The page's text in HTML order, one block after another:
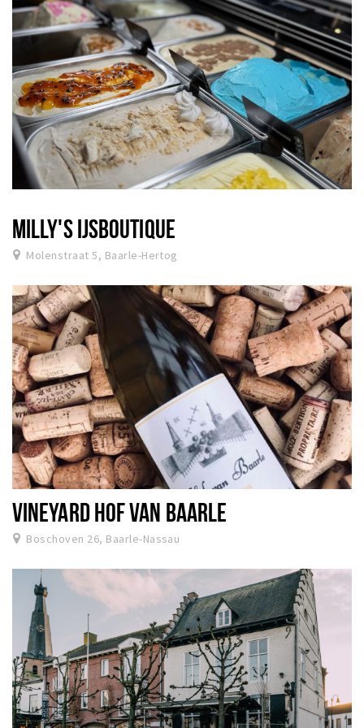
MILLY'S IJSBOUTIQUE
Molenstraat 5, Baarle-Hertog
VINEYARD HOF VAN BAARLE
Boschoven 26, Baarle-Nassau